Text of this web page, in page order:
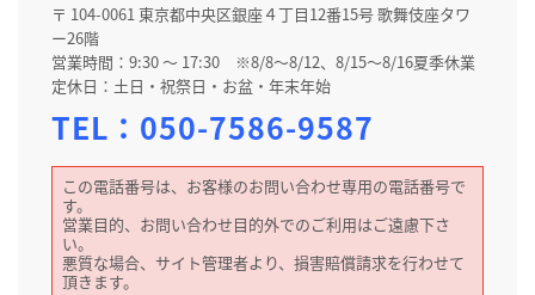
〒 104-0061 東京都中央区銀座４丁目12番15号 歌舞伎座タワ
ー26階
営業時間：9:30 ～ 17:30 ※8/8～8/12、8/15～8/16夏季休業
定休日：土日・祝祭日・お盆・年末年始
TEL： 050-7586-9587
この電話番号は、お客様のお問い合わせ専用の電話番号で
す。
営業目的、お問い合わせ目的外でのご利用はご遠慮下さ
い。
悪質な場合、サイト管理者より、損害賠償請求を行わせて
頂きます。